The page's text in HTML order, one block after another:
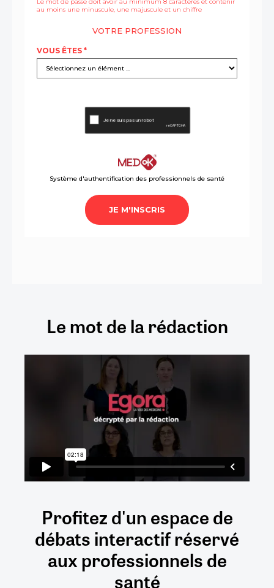
Le mot de la rédaction
Profitez d'un espace de
débatsinteractifréservé
auxprofessionnels de
santé